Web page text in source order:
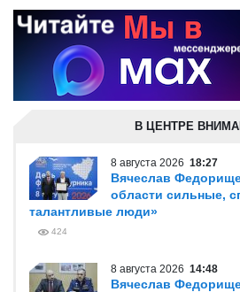
В ЦЕНТРЕ
8 августа 2026 18:27
Вячеслав
области сильные,
талантливые люди»
424
8 августа 2026 14:48
Вячеслав